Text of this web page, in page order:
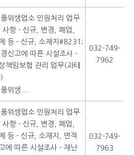
품위생업소 민원처리 업무
사항 - 신규, 변경, 폐업,
등 - 신규, 소재지#8231;
신고에 따른 시설조사 -
책임보험 관리 업무(과태
위생....
032-749-
7962
품위생업소 민원처리 업무
사항 - 신규, 변경, 폐업,
등 - 신규, 소재지, 면적
에 따른 시설조사 - 재난
032-749-
7963